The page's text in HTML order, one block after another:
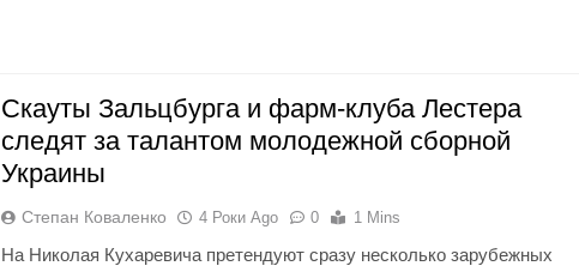
Скауты Зальцбурга и фарм-клуба Лестера
следят за талантом молодежной сборной
Украины
Степан Коваленко 4 Роки Ago 0 1 Mins
На Николая Кухаревича претендуют сразу несколько зарубежных